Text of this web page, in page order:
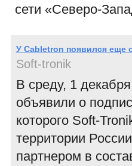
сети «Северо-
У Cabletron появился еще
Soft-tronik
В среду, 1
объявили о
которого Soft-
территории
партнером в